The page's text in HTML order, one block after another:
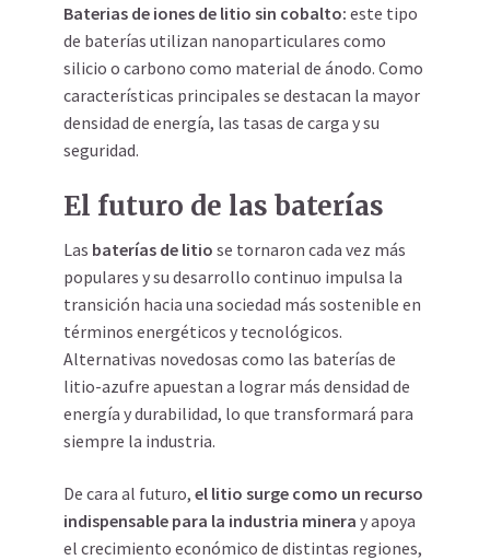
Baterias de iones de litio sin cobalto: este tipo
de baterías utilizan nanoparticulares como
silicio o carbono como material de ánodo. Como
características principales se destacan la mayor
densidad de energía, las tasas de carga y su
seguridad.
El futuro de las baterías
Las baterías de litio se tornaron cada vez más
populares y su desarrollo continuo impulsa la
transición hacia una sociedad más sostenible en
términos energéticos y tecnológicos.
Alternativas novedosas como las baterías de
litio-azufre apuestan a lograr más densidad de
energía y durabilidad, lo que transformará para
siempre la industria.
De cara al futuro, el litio surge como un recurso
indispensable para la industria minera y apoya
el crecimiento económico de distintas regiones,